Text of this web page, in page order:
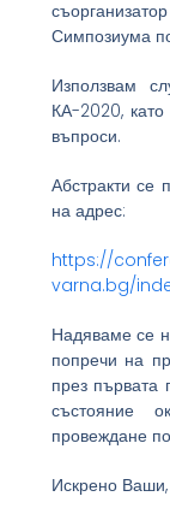
Симпозиума
Използвам
КА-2020,
въпроси.
Абстракти се
на адрес:
https://
varna.bg/
Надяваме се
попречи на
през
състояние
провеждане
Искрено Ваши,